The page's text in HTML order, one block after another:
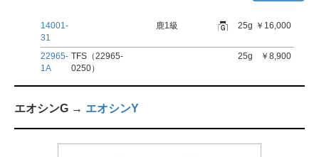
14001-
31
鹿1級 25g ￥16,000
22965-
1A
TFS（22965-
0250）
25g ￥8,900
エオシンG → エオシンY